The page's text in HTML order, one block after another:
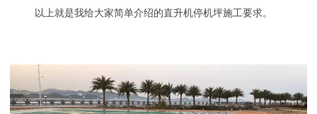
以上就是我给大家简单介绍的直升机停机坪施工要求。